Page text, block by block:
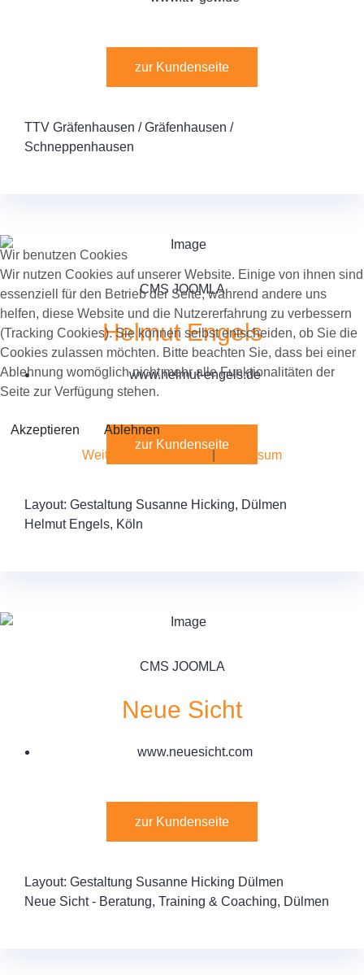
zur Kundenseite
TTV Gräfenhausen / Gräfenhausen /
Schneppenhausen
CMS JOOMLA
Helmut Engels
www.helmut-engels.de
zur Kundenseite
Layout: Gestaltung Susanne Hicking, Dülmen
Helmut Engels, Köln
CMS JOOMLA
Neue Sicht
www.neuesicht.com
zur Kundenseite
Layout: Gestaltung Susanne Hicking Dülmen
Neue Sicht - Beratung, Training & Coaching, Dülmen
Wir benutzen Cookies
Wir nutzen Cookies auf unserer Website. Einige von ihnen sind
essenziell für den Betrieb der Seite, während andere uns
helfen, diese Website und die Nutzererfahrung zu verbessern
(Tracking Cookies). Sie können selbst entscheiden, ob Sie die
Cookies zulassen möchten. Bitte beachten Sie, dass bei einer
Ablehnung womöglich nicht mehr alle Funktionalitäten der
Seite zur Verfügung stehen.
Akzeptieren
Ablehnen
Weitere Informationen
Impressum